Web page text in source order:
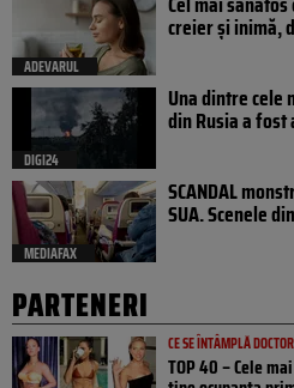
ADEVARUL
creier și inimă,
DIGI24
Una dintre
din Rusia a
MEDIAFAX
SCANDAL
SUA. Scenele
PARTENERI
CE SE ÎNTÂMPLĂ
TOP 40 – Cele